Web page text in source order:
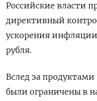
Российские власти
директивный
ускорения инфляции
рубля.
Вслед за
были ограничены в